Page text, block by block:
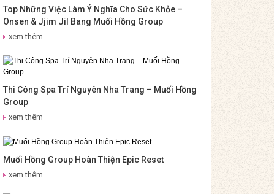
Top Những Việc Làm Ý Nghĩa Cho Sức Khỏe –
Onsen & Jjim Jil Bang Muối Hồng Group
xem thêm
Thi Công Spa Trí Nguyên Nha Trang – Muối Hồng
Group
xem thêm
Muối Hồng Group Hoàn Thiện Epic Reset
xem thêm